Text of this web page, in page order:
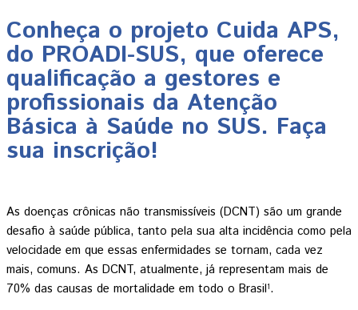
Conheça o projeto Cuida APS,
do PROADI-SUS, que oferece
qualificação a gestores e
profissionais da Atenção
Básica à Saúde no SUS. Faça
sua inscrição!
As doenças crônicas não transmissíveis (DCNT) são um grande
desafio à saúde pública, tanto pela sua alta incidência como pela
velocidade em que essas enfermidades se tornam, cada vez
mais, comuns. As DCNT, atualmente, já representam mais de
70% das causas de mortalidade em todo o Brasil1.